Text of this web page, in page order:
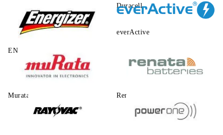
Duracell
ENERGIZER
everActive
Murata Renata